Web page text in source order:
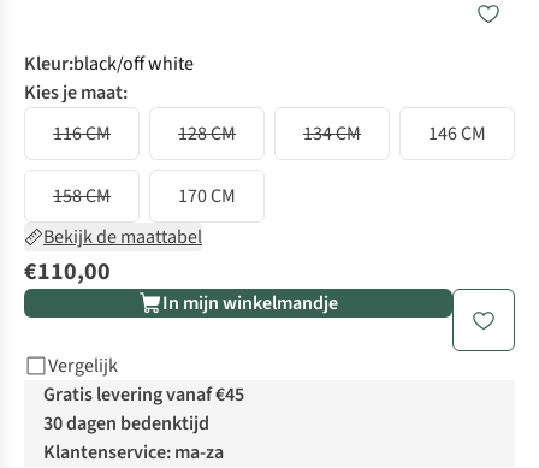
Kleur:black/off white
Kies je maat:
116 CM
128 CM 134 CM 146 CM
158 CM
170 CM
Bekijk de maattabel
€110,00
In mijn winkelmandje
Vergelijk
Gratis levering vanaf €45
30 dagen bedenktijd
Klantenservice: ma-za